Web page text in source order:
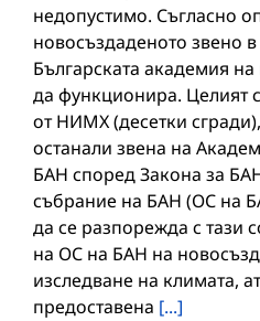
недопустимо. Съгласно
новосъздаденото звено
Българската академия
да функционира. Целият
от НИМХ (десетки
останали звена на
БАН според Закона за
събрание на БАН (ОС на
да се разпорежда с тази
на ОС на БАН на
изследване на климата,
предоставена [...]